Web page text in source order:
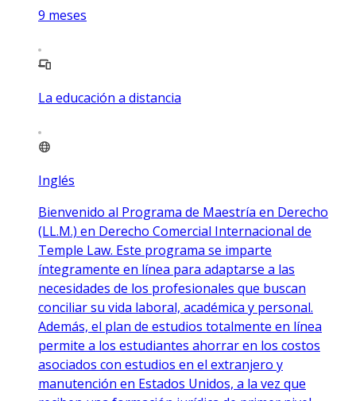
9 meses
La educación a distancia
Inglés
Bienvenido al Programa de Maestría en Derecho
(LL.M.) en Derecho Comercial Internacional de
Temple Law. Este programa se imparte
íntegramente en línea para adaptarse a las
necesidades de los profesionales que buscan
conciliar su vida laboral, académica y personal.
Además, el plan de estudios totalmente en línea
permite a los estudiantes ahorrar en los costos
asociados con estudios en el extranjero y
manutención en Estados Unidos, a la vez que